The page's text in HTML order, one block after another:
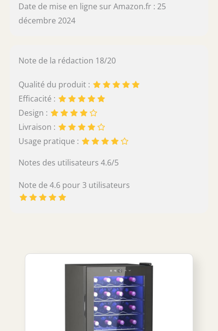
Date de mise en ligne sur Amazon.fr : 25
décembre 2024
Note de la rédaction 18/20
Qualité du produit :
Efficacité :
Design :
Livraison :
Usage pratique :
Notes des utilisateurs 4.6/5
Note de 4.6 pour 3 utilisateurs